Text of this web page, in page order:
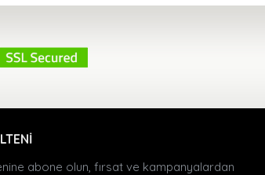
abone olun, fırsat ve kampanyalardan